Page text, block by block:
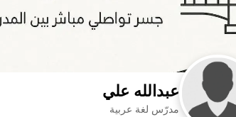
عبدالله علي
مدرّس لغة عربية